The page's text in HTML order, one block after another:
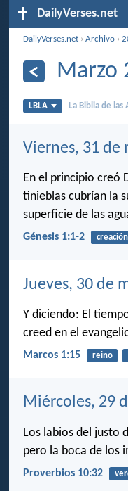
DailyVerses.net
DailyVerses.net ›Archivo ›
Marzo
LBLA La Biblia de las
Viernes, 31 de
En el principio creó
tinieblas cubrían la
superficie de las
Génesis 1:1-2 creación
Jueves, 30 de
Y diciendo: El
creed en el
Marcos 1:15 reino
Miércoles, 29
Los labios del justo
pero la boca de los
Proverbios 10:32